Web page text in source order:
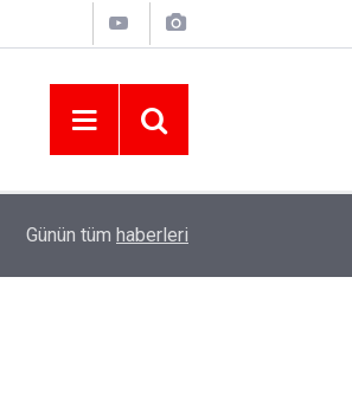
PARTİ ALTINORDU’DA KURUCU
Günün tüm haberleri